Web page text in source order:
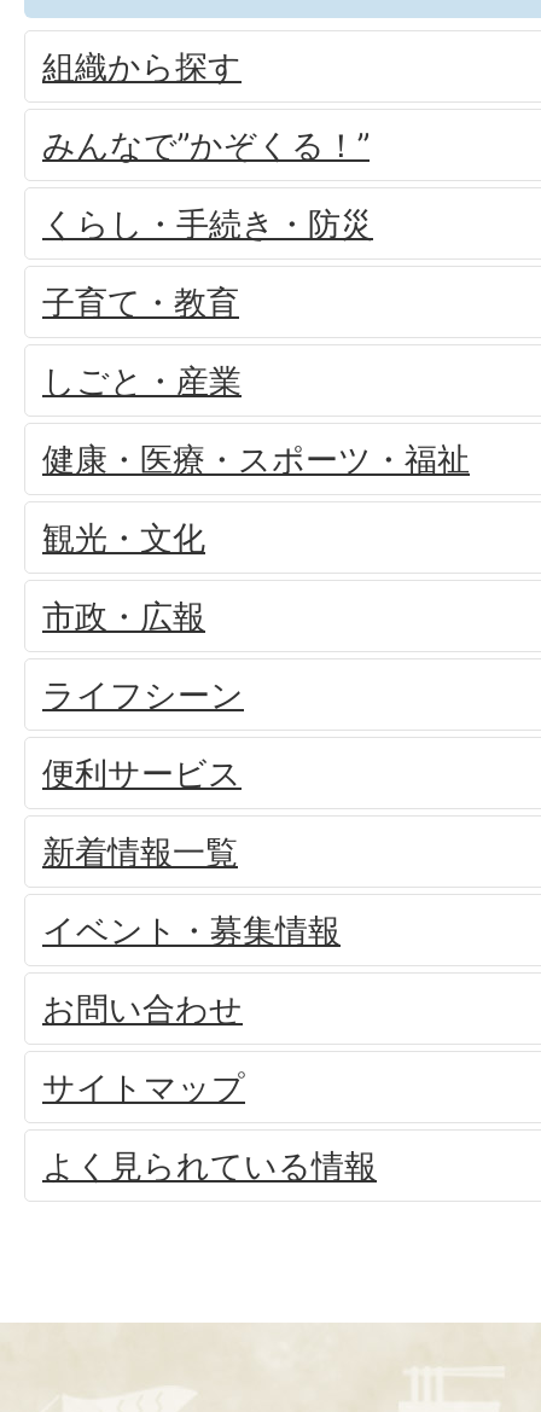
組織から探す
みんなで”かぞくる！”
くらし・手続き・防災
子育て・教育
しごと・産業
健康・医療・スポーツ・福祉
観光・文化
市政・広報
ライフシーン
便利サービス
新着情報一覧
イベント・募集情報
お問い合わせ
サイトマップ
よく見られている情報